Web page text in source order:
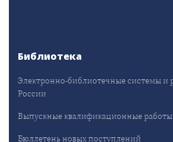
Библиотека
Электронно-библиотечные системы
России
Выпускные квалификационные работы
Бюллетень новых поступлений